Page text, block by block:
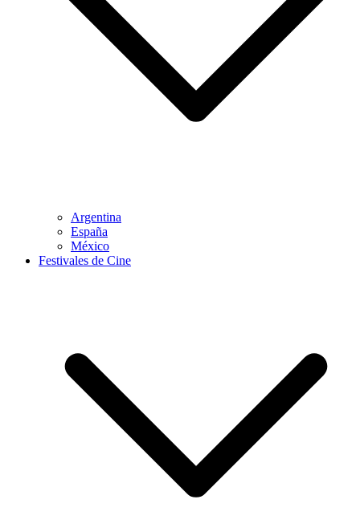
Argentina
España
México
Festivales de Cine